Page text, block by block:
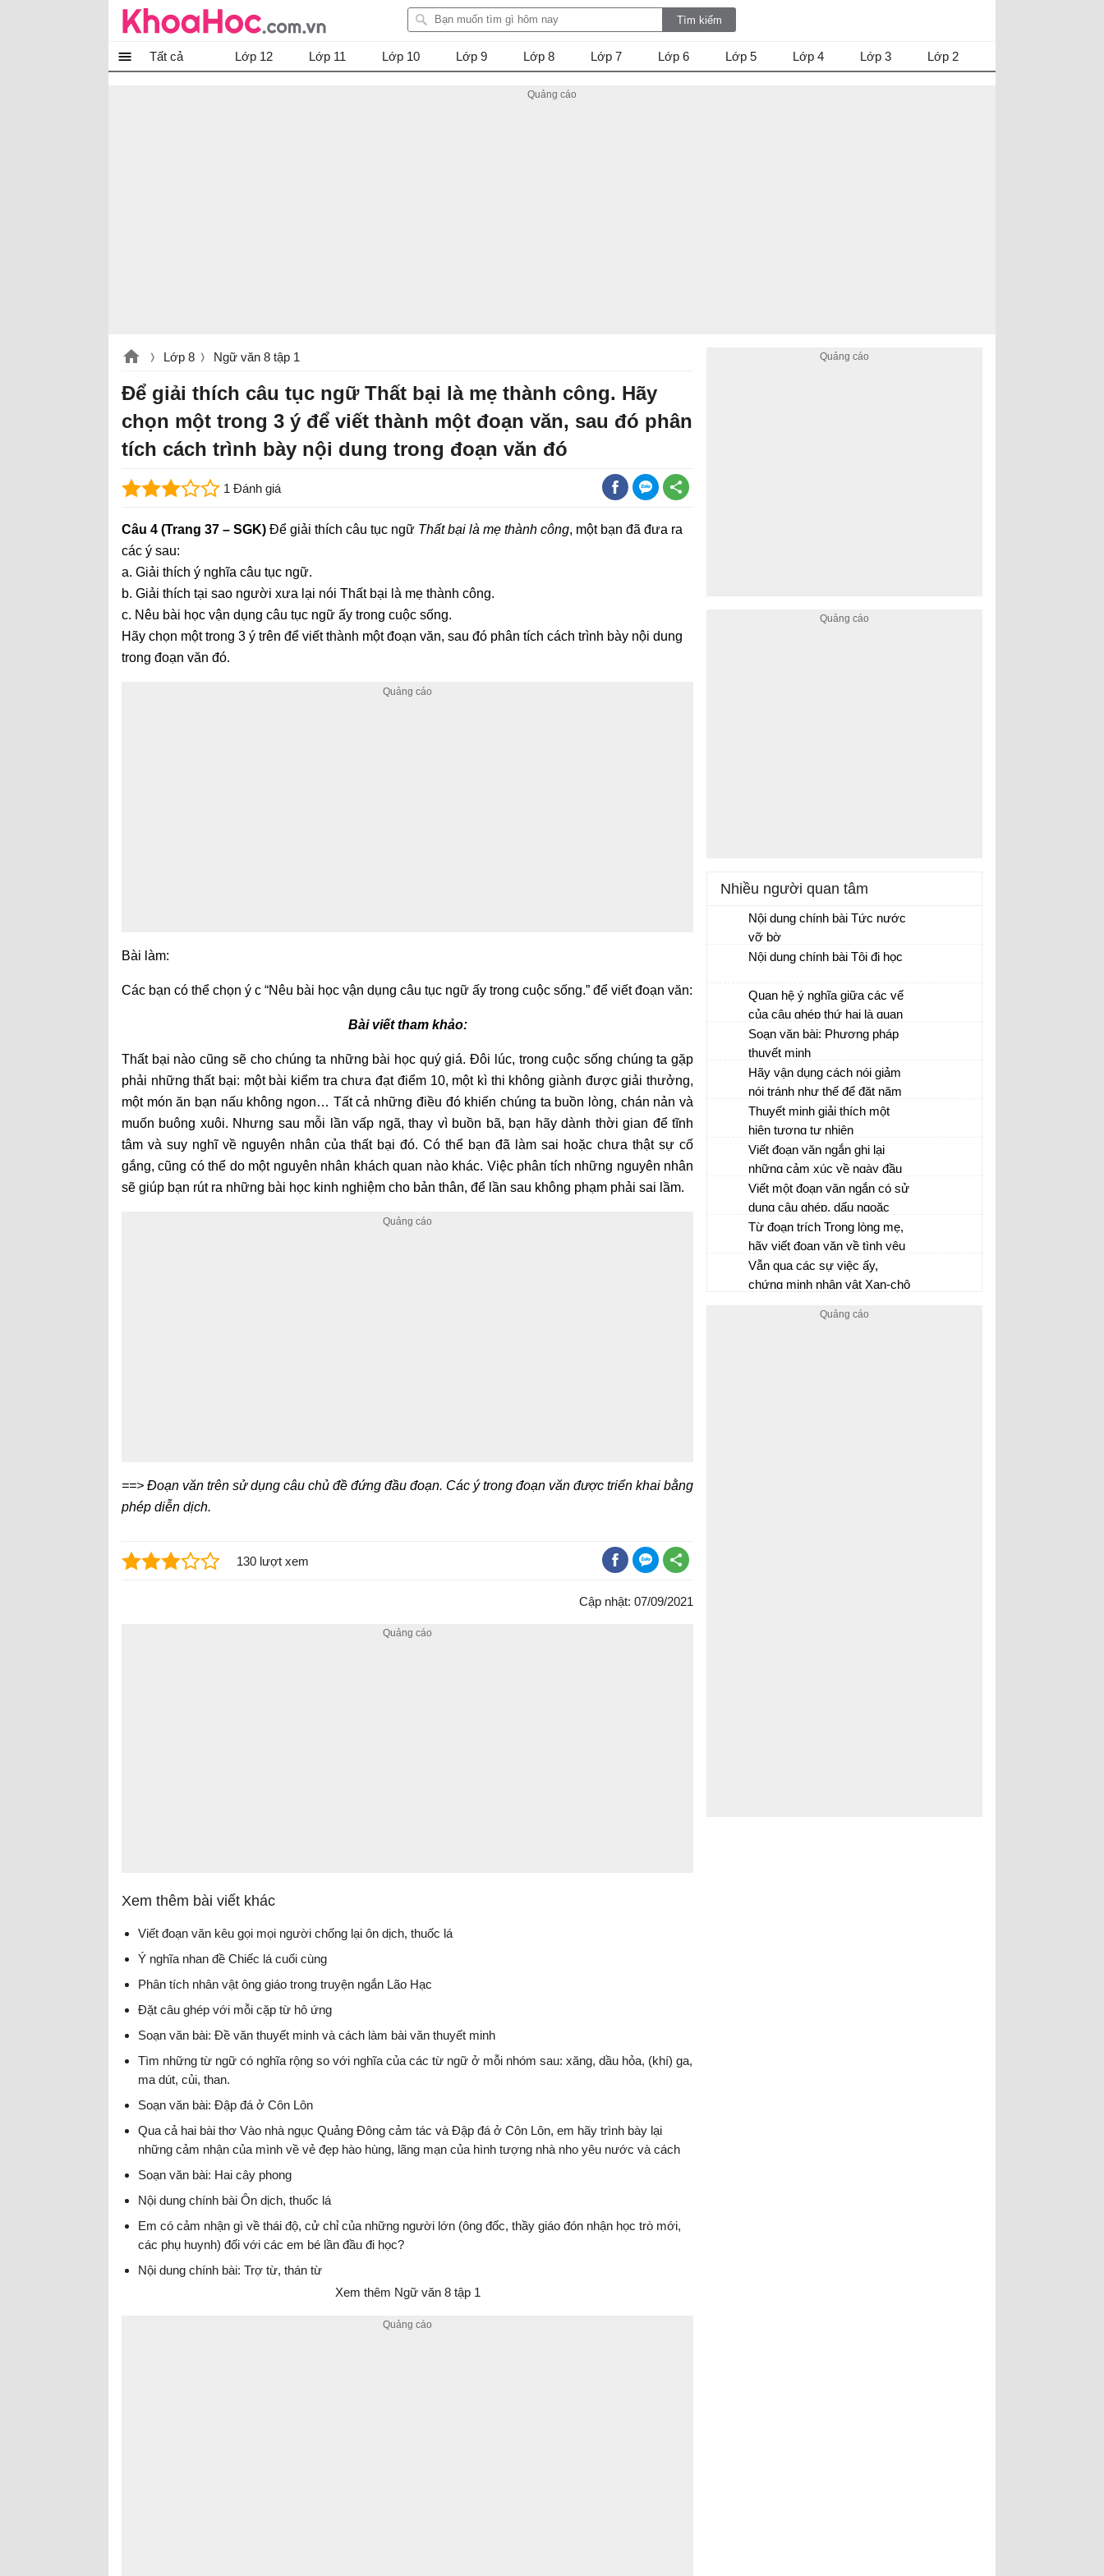
Tất cả Lớp 12 Lớp 11 Lớp 10 Lớp 9 Lớp 8 Lớp 7 Lớp 6 Lớp 5 Lớp 4 Lớp 3 Lớp 2
Lớp 8 Ngữ văn 8 tập 1
Để giải thích câu tục ngữ Thất bại là mẹ thành công. Hãy
chọn một trong 3 ý để viết thành một đoạn văn, sau đó phân
tích cách trình bày nội dung trong đoạn văn đó
1 Đánh giá
Câu 4 (Trang 37 – SGK) Để giải thích câu tục ngữ Thất bại là mẹ thành công, một bạn đã đưa ra
các ý sau:
a. Giải thích ý nghĩa câu tục ngữ.
b. Giải thích tại sao người xưa lại nói Thất bại là mẹ thành công.
c. Nêu bài học vận dụng câu tục ngữ ấy trong cuộc sống.
Hãy chọn một trong 3 ý trên để viết thành một đoạn văn, sau đó phân tích cách trình bày nội dung
trong đoạn văn đó.
Bài làm:
Các bạn có thể chọn ý c “Nêu bài học vận dụng câu tục ngữ ấy trong cuộc sống.” để viết đoạn văn:
Bài viết tham khảo:
Thất bại nào cũng sẽ cho chúng ta những bài học quý giá. Đôi lúc, trong cuộc sống chúng ta gặp
phải những thất bại: một bài kiểm tra chưa đạt điểm 10, một kì thi không giành được giải thưởng,
một món ăn bạn nấu không ngon… Tất cả những điều đó khiến chúng ta buồn lòng, chán nản và
muốn buông xuôi. Nhưng sau mỗi lần vấp ngã, thay vì buồn bã, bạn hãy dành thời gian để tĩnh
tâm và suy nghĩ về nguyên nhân của thất bại đó. Có thể bạn đã làm sai hoặc chưa thật sự cố
gắng, cũng có thể do một nguyên nhân khách quan nào khác. Việc phân tích những nguyên nhân
sẽ giúp bạn rút ra những bài học kinh nghiệm cho bản thân, để lần sau không phạm phải sai lầm.
==> Đoạn văn trên sử dụng câu chủ đề đứng đầu đoạn. Các ý trong đoạn văn được triển khai bằng
phép diễn dịch.
130 lượt xem
Cập nhật: 07/09/2021
Xem thêm bài viết khác
Viết đoạn văn kêu gọi mọi người chống lại ôn dịch, thuốc lá
Ý nghĩa nhan đề Chiếc lá cuối cùng
Phân tích nhân vật ông giáo trong truyện ngắn Lão Hạc
Đặt câu ghép với mỗi cặp từ hô ứng
Soạn văn bài: Đề văn thuyết minh và cách làm bài văn thuyết minh
Tìm những từ ngữ có nghĩa rộng so với nghĩa của các từ ngữ ở mỗi nhóm sau: xăng, dầu hỏa, (khí) ga,
ma dút, củi, than.
Soạn văn bài: Đập đá ở Côn Lôn
Qua cả hai bài thơ Vào nhà ngục Quảng Đông cảm tác và Đập đá ở Côn Lôn, em hãy trình bày lại
những cảm nhận của mình về vẻ đẹp hào hùng, lãng mạn của hình tượng nhà nho yêu nước và cách
mạng đầu thế kỉ XX.
Soạn văn bài: Hai cây phong
Nội dung chính bài Ôn dịch, thuốc lá
Em có cảm nhận gì về thái độ, cử chỉ của những người lớn (ông đốc, thầy giáo đón nhận học trò mới,
các phụ huynh) đối với các em bé lần đầu đi học?
Nội dung chính bài: Trợ từ, thán từ
Xem thêm Ngữ văn 8 tập 1
Nhiều người quan tâm
Nội dung chính bài Tức nước
vỡ bờ
Nội dung chính bài Tôi đi học
Quan hệ ý nghĩa giữa các vế
của câu ghép thứ hai là quan
hệ gì? Có nên tách mỗi vế của
câu thành một câu đơn
không? Vì sao?
Soạn văn bài: Phương pháp
thuyết minh
Hãy vận dụng cách nói giảm
nói tránh như thế để đặt năm
câu đánh giá trong những
trường hợp khác nhau.
Thuyết minh giải thích một
hiện tượng tự nhiên
11 bài Thuyết minh giải thích hiện tượng tự
nhiên lớp 8
Viết đoạn văn ngắn ghi lại
những cảm xúc về ngày đầu
đến trường của em
Viết một đoạn văn ngắn có sử
dụng câu ghép, dấu ngoặc
đơn, dấu ngoặc kép và dấu
hai chấm.
Từ đoạn trích Trong lòng mẹ,
hãy viết đoạn văn về tình yêu
thương của em với mẹ mình
Vẫn qua các sự việc ấy,
chứng minh nhân vật Xan-chô
mặt tốt lẫn mặt xấu